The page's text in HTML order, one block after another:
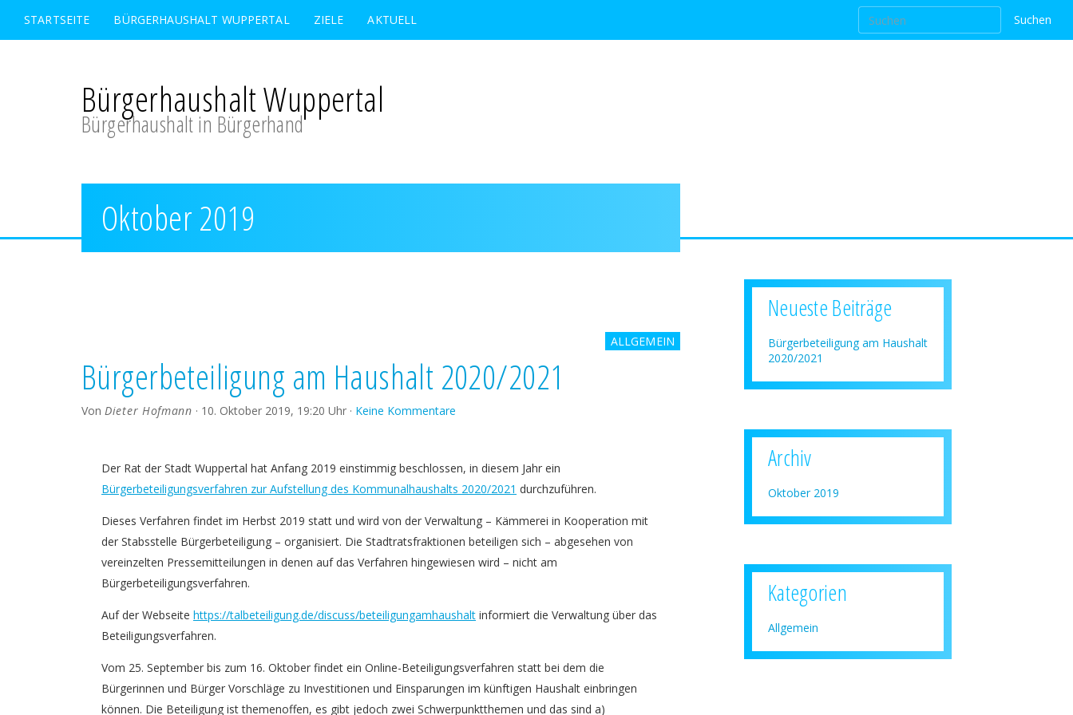
Bürgerhaushalt Wuppertal
Bürgerhaushalt in Bürgerhand
STARTSEITE BÜRGERHAUSHALT WUPPERTAL ZIELE AKTUELL
Oktober 2019
ALLGEMEIN
Bürgerbeteiligung am Haushalt 2020/2021
Von Dieter Hofmann · 10. Oktober 2019, 19:20 Uhr· Keine Kommentare
Der Rat der Stadt Wuppertal hat Anfang 2019 einstimmig beschlossen, in diesem Jahr ein
Bürgerbeteiligungsverfahren zur Aufstellung des Kommunalhaushalts 2020/2021 durchzuführen.
Dieses Verfahren findet im Herbst 2019 statt und wird von der Verwaltung – Kämmerei in Kooperation mit
der Stabsstelle Bürgerbeteiligung – organisiert. Die Stadtratsfraktionen beteiligen sich – abgesehen von
vereinzelten Pressemitteilungen in denen auf das Verfahren hingewiesen wird – nicht am
Bürgerbeteiligungsverfahren.
Auf der Webseite https://talbeteiligung.de/discuss/beteiligungamhaushalt informiert die Verwaltung über das
Beteiligungsverfahren.
Vom 25. September bis zum 16. Oktober findet ein Online-Beteiligungsverfahren statt bei dem die
Bürgerinnen und Bürger Vorschläge zu Investitionen und Einsparungen im künftigen Haushalt einbringen
können. Die Beteiligung ist themenoffen, es gibt jedoch zwei Schwerpunktthemen und das sind a)
Neueste Beiträge
Bürgerbeteiligung am Haushalt
2020/2021
Archiv
Oktober 2019
Kategorien
Allgemein